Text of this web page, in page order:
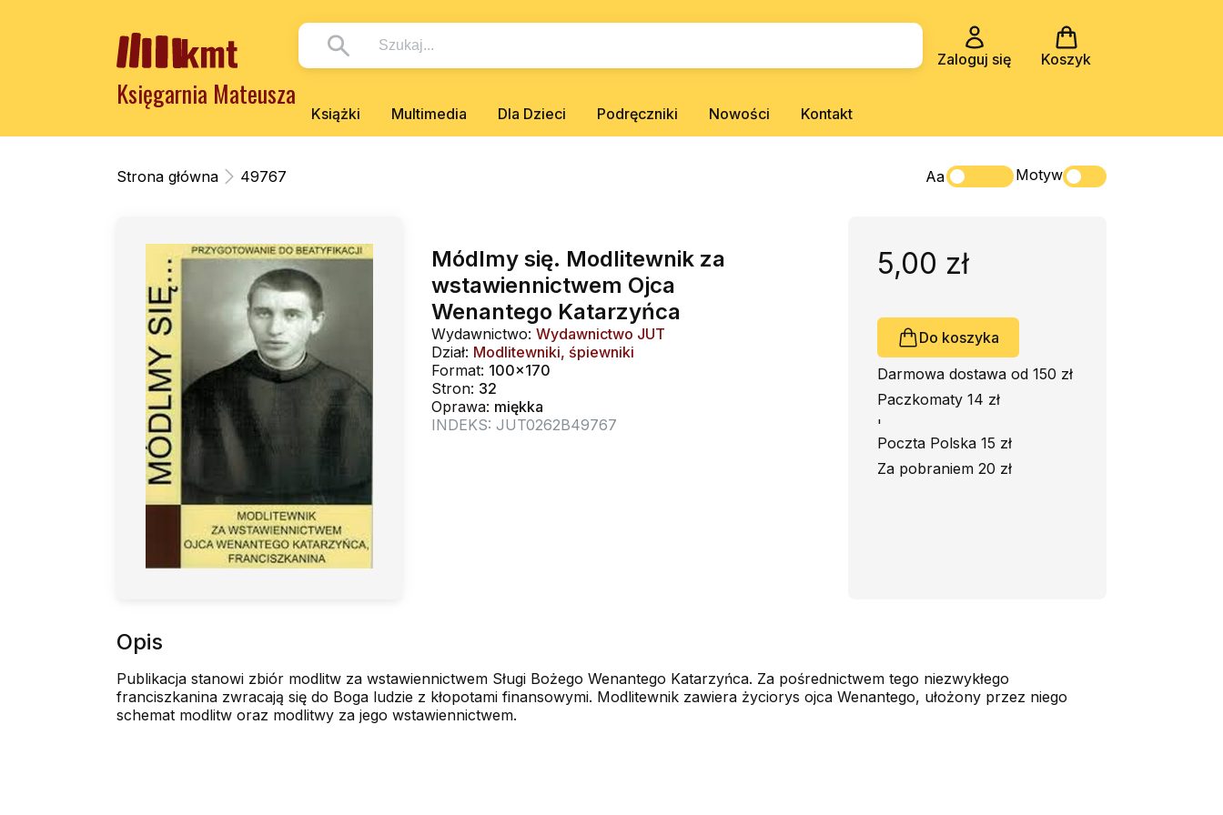
Zaloguj się Koszyk
Księgarnia Mateusza
Książki Multimedia Dla Dzieci Podręczniki Nowości Kontakt
Strona główna 49767 Aa Motyw
Módlmy się. Modlitewnik za
wstawiennictwem Ojca
Wenantego Katarzyńca
Wydawnictwo: Wydawnictwo JUT
Dział: Modlitewniki, śpiewniki
Format: 100x170
Stron: 32
Oprawa: miękka
INDEKS: JUT0262B49767
5,00 zł
Do koszyka
Darmowa dostawa od 150 zł
Paczkomaty 14 zł
'
Poczta Polska 15 zł
Za pobraniem 20 zł
Opis
Publikacja stanowi zbiór modlitw za wstawiennictwem Sługi Bożego Wenantego Katarzyńca. Za pośrednictwem tego niezwykłego
franciszkanina zwracają się do Boga ludzie z kłopotami finansowymi. Modlitewnik zawiera życiorys ojca Wenantego, ułożony przez niego
schemat modlitw oraz modlitwy za jego wstawiennictwem.